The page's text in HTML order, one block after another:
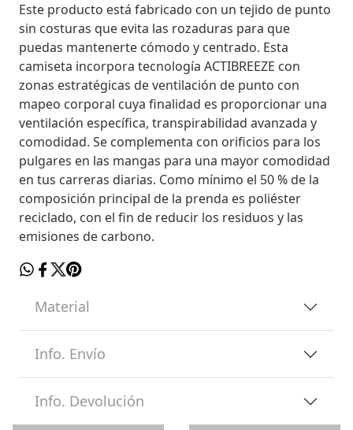
Este producto está fabricado con un tejido de punto
sin costuras que evita las rozaduras para que
puedas mantenerte cómodo y centrado. Esta
camiseta incorpora tecnología ACTIBREEZE con
zonas estratégicas de ventilación de punto con
mapeo corporal cuya finalidad es proporcionar una
ventilación específica, transpirabilidad avanzada y
comodidad. Se complementa con orificios para los
pulgares en las mangas para una mayor comodidad
en tus carreras diarias. Como mínimo el 50 % de la
composición principal de la prenda es poliéster
reciclado, con el fin de reducir los residuos y las
emisiones de carbono.
Material
Info. Envío
Info. Devolución